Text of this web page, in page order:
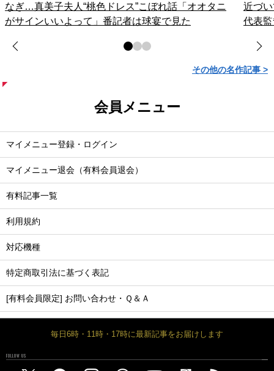
なぎ…真美子夫人“桃色ドレス”こぼれ話「オオタニ
がサインいいよって」番記者は球宴で見た
近づ
代表
その他の名作記事 >
会員メニュー
マイメニュー登録・ログイン
マイメニュー退会（有料会員退会）
有料記事一覧
利用規約
対応機種
特定商取引法に基づく表記
[有料会員限定] お問い合わせ・Ｑ＆Ａ
毎日6時・11時・17時に最新記事をお届けします
FOLLOW US